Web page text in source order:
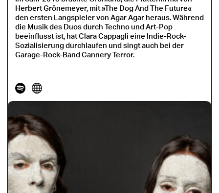
Herbert Grönemeyer, mit »The Dog And The Future«
den ersten Langspieler von Agar Agar heraus. Während
die Musik des Duos durch Techno und Art-Pop
beeinflusst ist, hat Clara Cappagli eine Indie-Rock-
Sozialisierung durchlaufen und singt auch bei der
Garage-Rock-Band Cannery Terror.